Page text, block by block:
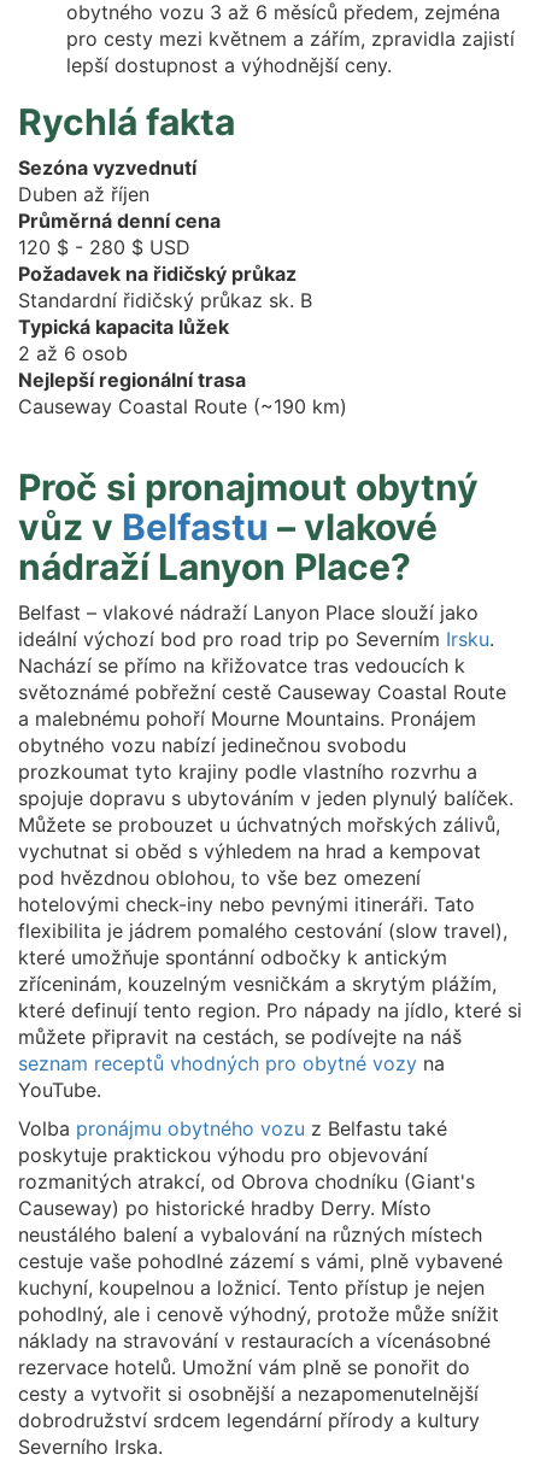
obytného vozu 3 až 6 měsíců předem, zejména
pro cesty mezi květnem a zářím, zpravidla zajistí
lepší dostupnost a výhodnější ceny.
Rychlá fakta
Sezóna vyzvednutí
Duben až říjen
Průměrná denní cena
120 $ - 280 $ USD
Požadavek na řidičský průkaz
Standardní řidičský průkaz sk. B
Typická kapacita lůžek
2 až 6 osob
Nejlepší regionální trasa
Causeway Coastal Route (~190 km)
Proč si pronajmout obytný
vůz v Belfastu – vlakové
nádraží Lanyon Place?
Belfast – vlakové nádraží Lanyon Place slouží jako
ideální výchozí bod pro road trip po Severním Irsku.
Nachází se přímo na křižovatce tras vedoucích k
světoznámé pobřežní cestě Causeway Coastal Route
a malebnému pohoří Mourne Mountains. Pronájem
obytného vozu nabízí jedinečnou svobodu
prozkoumat tyto krajiny podle vlastního rozvrhu a
spojuje dopravu s ubytováním v jeden plynulý balíček.
Můžete se probouzet u úchvatných mořských zálivů,
vychutnat si oběd s výhledem na hrad a kempovat
pod hvězdnou oblohou, to vše bez omezení
hotelovými check-iny nebo pevnými itineráři. Tato
flexibilita je jádrem pomalého cestování (slow travel),
které umožňuje spontánní odbočky k antickým
zříceninám, kouzelným vesničkám a skrytým plážím,
které definují tento region. Pro nápady na jídlo, které si
můžete připravit na cestách, se podívejte na náš
seznam receptů vhodných pro obytné vozy na
YouTube.
Volba pronájmu obytného vozu z Belfastu také
poskytuje praktickou výhodu pro objevování
rozmanitých atrakcí, od Obrova chodníku (Giant's
Causeway) po historické hradby Derry. Místo
neustálého balení a vybalování na různých místech
cestuje vaše pohodlné zázemí s vámi, plně vybavené
kuchyní, koupelnou a ložnicí. Tento přístup je nejen
pohodlný, ale i cenově výhodný, protože může snížit
náklady na stravování v restauracích a vícenásobné
rezervace hotelů. Umožní vám plně se ponořit do
cesty a vytvořit si osobnější a nezapomenutelnější
dobrodružství srdcem legendární přírody a kultury
Severního Irska.